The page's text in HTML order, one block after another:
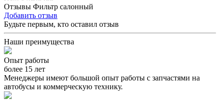
Отзывы Фильтр салонный
Добавить отзыв
Будьте первым, кто оставил отзыв
Наши преимущества
Опыт работы
более 15 лет
Менеджеры имеют большой опыт работы с запчастями на
автобусы и коммерческую технику.